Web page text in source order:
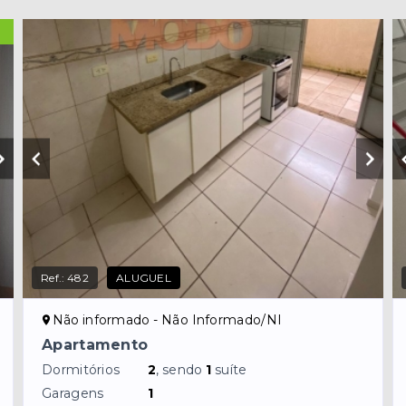
Ref.:482 ALUGUEL
Não informado - Não Informado/NI
Apartamento
Dormitórios 2, sendo 1 suíte
Garagens
1